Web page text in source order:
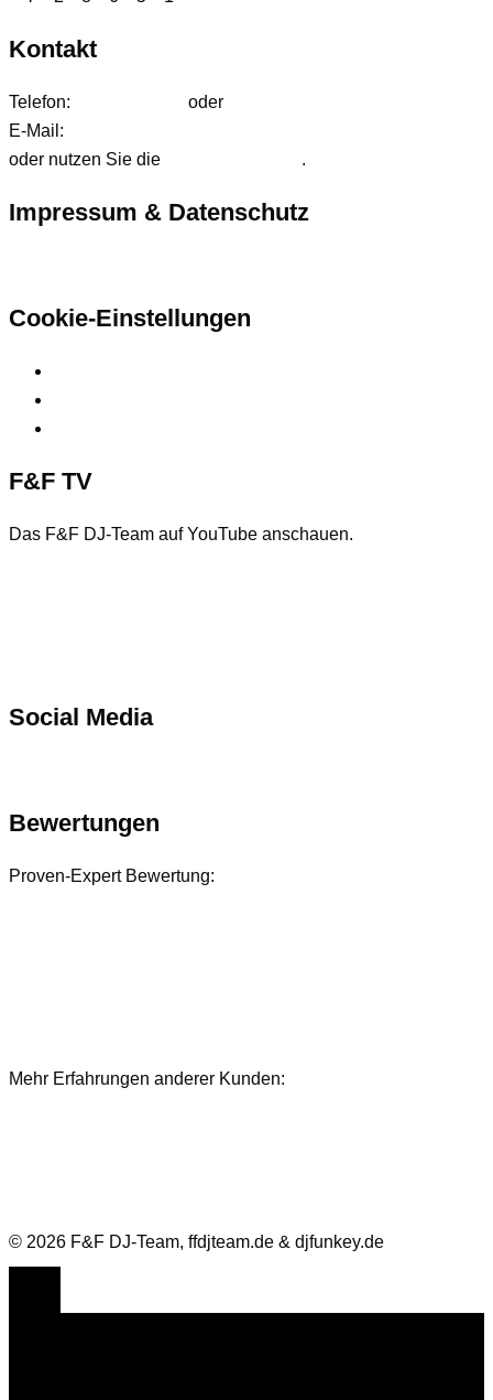
Kontakt
Telefon: oder
E-Mail:
oder nutzen Sie die
.
Impressum & Datenschutz
Cookie-Einstellungen
F&F TV
Das F&F DJ-Team auf YouTube anschauen.
Social Media
Bewertungen
Proven-Expert Bewertung:
Mehr Erfahrungen anderer Kunden:
© 2026 F&F DJ-Team, ffdjteam.de & djfunkey.de